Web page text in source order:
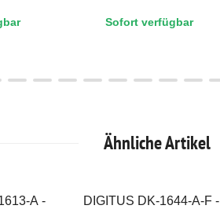
Sofort verfügbar
Ähnliche Artikel
A -
Auf Lager
DIGITUS DK-1644-A-F -